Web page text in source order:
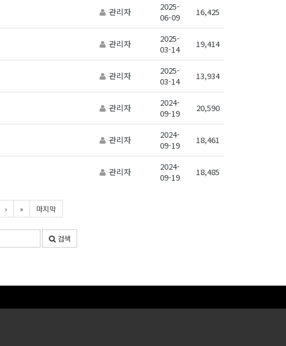
관리자
2025-
06-09
16,425
관리자
2025-
03-14
19,414
관리자
2025-
03-14
13,934
관리자
2024-
09-19
20,590
관리자
2024-
09-19
18,461
관리자
2024-
09-19
18,485
› » 마지막
검색